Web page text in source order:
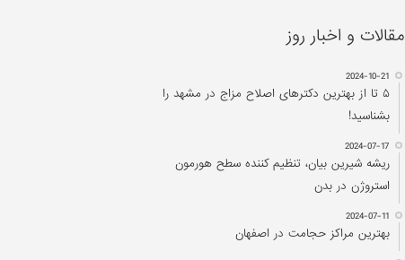
مقالات و اخبار روز
2024-10-21
۵ تا از بهترین دکتر‌های اصلاح مزاج در مشهد را
بشناسید!
2024-07-17
ریشه شیرین بیان، تنظیم کننده سطح هورمون
استروژن در بدن
2024-07-11
بهترین مراکز حجامت در اصفهان